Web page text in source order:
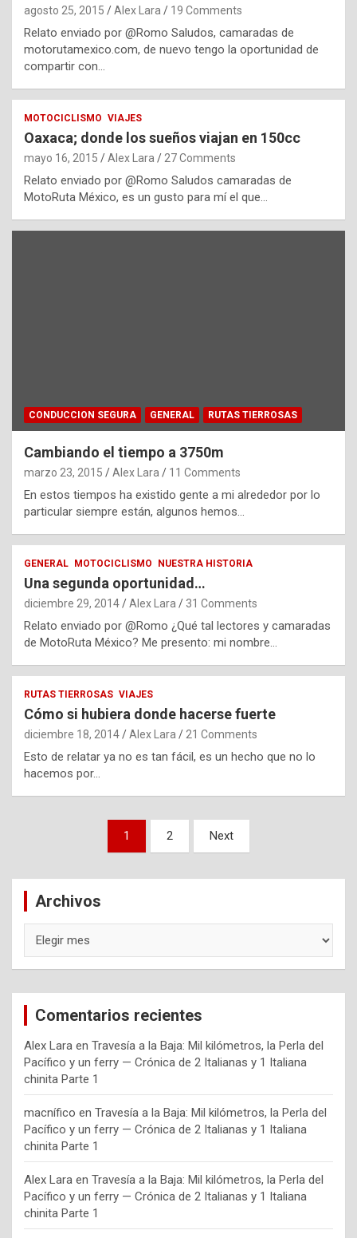
agosto 25, 2015 Alex Lara 19 Comments
Relato enviado por @Romo Saludos, camaradas de
motorutamexico.com, de nuevo tengo la oportunidad de
compartir con…
MOTOCICLISMO VIAJES
Oaxaca; donde los sueños viajan en 150cc
mayo 16, 2015 Alex Lara 27 Comments
Relato enviado por @Romo Saludos camaradas de
MotoRuta México, es un gusto para mí el que…
CONDUCCION SEGURA GENERAL RUTAS TIERROSAS
Cambiando el tiempo a 3750m
marzo 23, 2015 Alex Lara 11 Comments
En estos tiempos ha existido gente a mi alrededor por lo
particular siempre están, algunos hemos…
GENERAL MOTOCICLISMO NUESTRA HISTORIA
Una segunda oportunidad…
diciembre 29, 2014 Alex Lara 31 Comments
Relato enviado por @Romo ¿Qué tal lectores y camaradas
de MotoRuta México? Me presento: mi nombre…
RUTAS TIERROSAS VIAJES
Cómo si hubiera donde hacerse fuerte
diciembre 18, 2014 Alex Lara 21 Comments
Esto de relatar ya no es tan fácil, es un hecho que no lo
hacemos por…
entradas
1 2 Next
Archivos
Comentarios recientes
Alex Lara en Travesía a la Baja: Mil kilómetros, la Perla del
Pacífico y un ferry — Crónica de 2 Italianas y 1 Italiana
chinita Parte 1
macnífico en Travesía a la Baja: Mil kilómetros, la Perla del
Pacífico y un ferry — Crónica de 2 Italianas y 1 Italiana
chinita Parte 1
Alex Lara en Travesía a la Baja: Mil kilómetros, la Perla del
Pacífico y un ferry — Crónica de 2 Italianas y 1 Italiana
chinita Parte 1